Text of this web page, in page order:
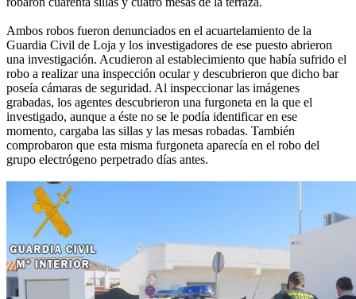
Ambos robos fueron denunciados en el acuartelamiento de la
Guardia Civil de Loja y los investigadores de ese puesto abrieron
una investigación. Acudieron al establecimiento que había sufrido el
robo a realizar una inspección ocular y descubrieron que dicho bar
poseía cámaras de seguridad. Al inspeccionar las imágenes
grabadas, los agentes descubrieron una furgoneta en la que el
investigado, aunque a éste no se le podía identificar en ese
momento, cargaba las sillas y las mesas robadas. También
comprobaron que esta misma furgoneta aparecía en el robo del
grupo electrógeno perpetrado días antes.